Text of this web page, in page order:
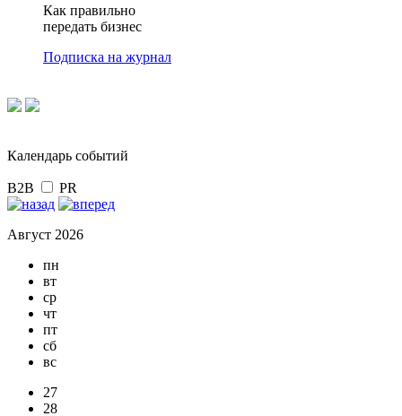
Как правильно
передать бизнес
Подписка на журнал
Календарь событий
B2B PR
Август 2026
пн
вт
ср
чт
пт
сб
вс
27
28